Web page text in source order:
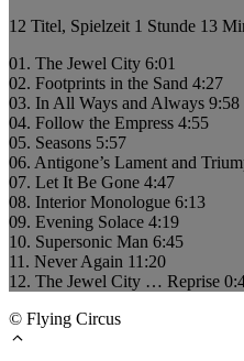
12 Titel, Spielzeit 1 Stunde 13
01. The Jewel City 6:01
02. Footprints in the Sand 4:27
03. In All Ways and Always 9:58
04. Follow the Empress 4:55
05. Seasons 5:57
06. Antigone’s Lament and
07. Let It Be Gone 4:47
08. Interior Monologue 6:13
09. Evening Solace 4:19
10. Supersonic Man 6:45
11. Never Again 11:20
12. The Jewel City … Reprise
© Flying Circus